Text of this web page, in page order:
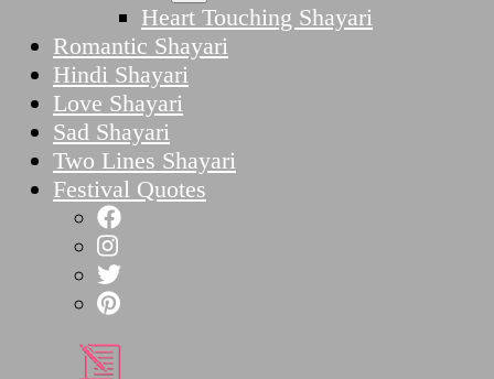
Heart Touching Shayari
Romantic Shayari
Hindi Shayari
Love Shayari
Sad Shayari
Two Lines Shayari
Festival Quotes